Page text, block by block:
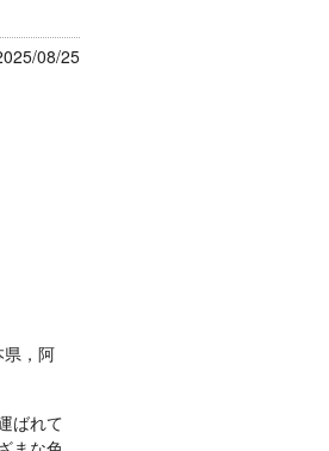
08/25
，阿
ばれて